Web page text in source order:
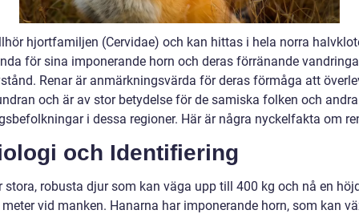
hjortfamiljen (Cervidae) och kan hittas i hela norra
för sina imponerande horn och deras förränande
Renar är anmärkningsvärda för deras förmåga att
och är av stor betydelse för de samiska folken och andra
i dessa regioner. Här är några nyckelfakta om
och Identifiering
stora, robusta djur som kan väga upp till 400 kg och nå en
meter vid manken. Hanarna har imponerande horn, som kan